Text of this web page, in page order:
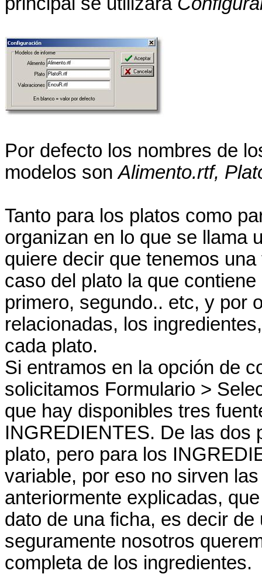
Por defecto los nombres de
modelos sonAlimento.rtf,
Tanto para los platos como
organizan en lo que se llama
quiere decir que tenemos
caso del plato la que
primero, segundo.. etc, y por
relacionadas, los
cada plato.
Si entramos en la opción de
solicitamos Formulario >
que hay disponibles tres
INGREDIENTES. De las dos
plato, pero para los
variable, por eso no sirven
anteriormente explicadas,
dato de una ficha, es decir
seguramente nosotros
completa de los ingredientes.